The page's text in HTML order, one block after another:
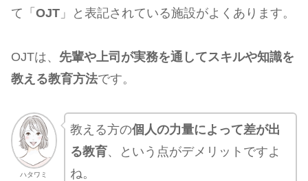
て「 OJT 」と表記されている施設がよくあります。
OJTは、 先輩や上司が実務を通してスキルや知識を
教える教育方法です。
ハタワミ
教える方の個人の力量によって差が出
る教育、という点がデメリットですよ
ね。